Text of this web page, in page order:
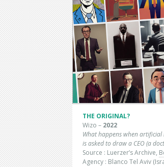
THE ORIGINAL?
Wizo – 2022
What happens when artificial
is asked to draw a CEO (a
Source : Luerzer’s Archive,
Agency : Blanco Tel Aviv